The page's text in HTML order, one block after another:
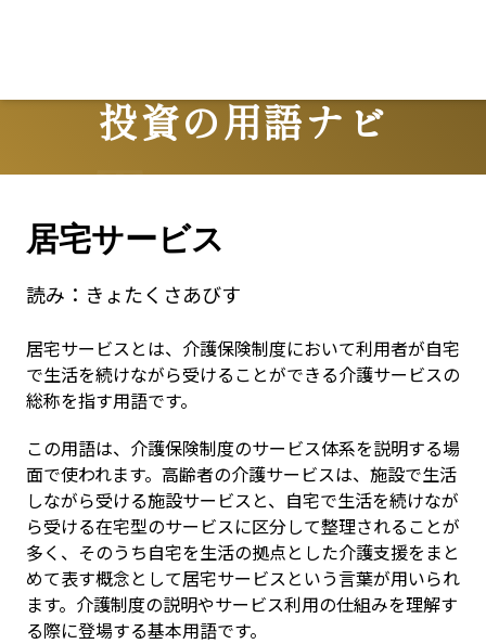
投資の用語ナビ
Terms
居宅サービス
読み： きょたくさあびす
居宅サービスとは、介護保険制度において利用者が自宅
で生活を続けながら受けることができる介護サービスの
総称を指す用語です。
この用語は、介護保険制度のサービス体系を説明する場
面で使われます。高齢者の介護サービスは、施設で生活
しながら受ける施設サービスと、自宅で生活を続けなが
ら受ける在宅型のサービスに区分して整理されることが
多く、そのうち自宅を生活の拠点とした介護支援をまと
めて表す概念として居宅サービスという言葉が用いられ
ます。介護制度の説明やサービス利用の仕組みを理解す
る際に登場する基本用語です。